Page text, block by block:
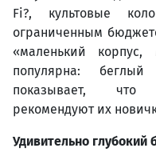
Fi?, культовые
ограниченным
«маленький
популярна: беглый
показывает, что
рекомендуют их
Удивительно глубокий